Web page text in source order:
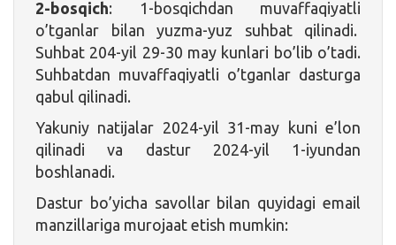
2-bosqich: 1-bosqichdan muvaffaqiyatli
o’tganlar bilan yuzma-yuz suhbat qilinadi.
Suhbat 204-yil 29-30 may kunlari bo’lib o’tadi.
Suhbatdan muvaffaqiyatli o’tganlar dasturga
qabul qilinadi.
Yakuniy natijalar 2024-yil 31-may kuni e’lon
qilinadi va dastur 2024-yil 1-iyundan
boshlanadi.
Dastur bo’yicha savollar bilan quyidagi email
manzillariga murojaat etish mumkin: